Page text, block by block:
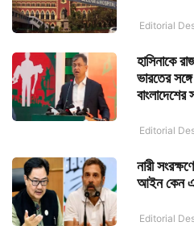
Editorial
হাসিনাকে
ভারতের সঙ্গে
বাংলাদেশের
Editorial
নারী
আইন কেন
Editorial